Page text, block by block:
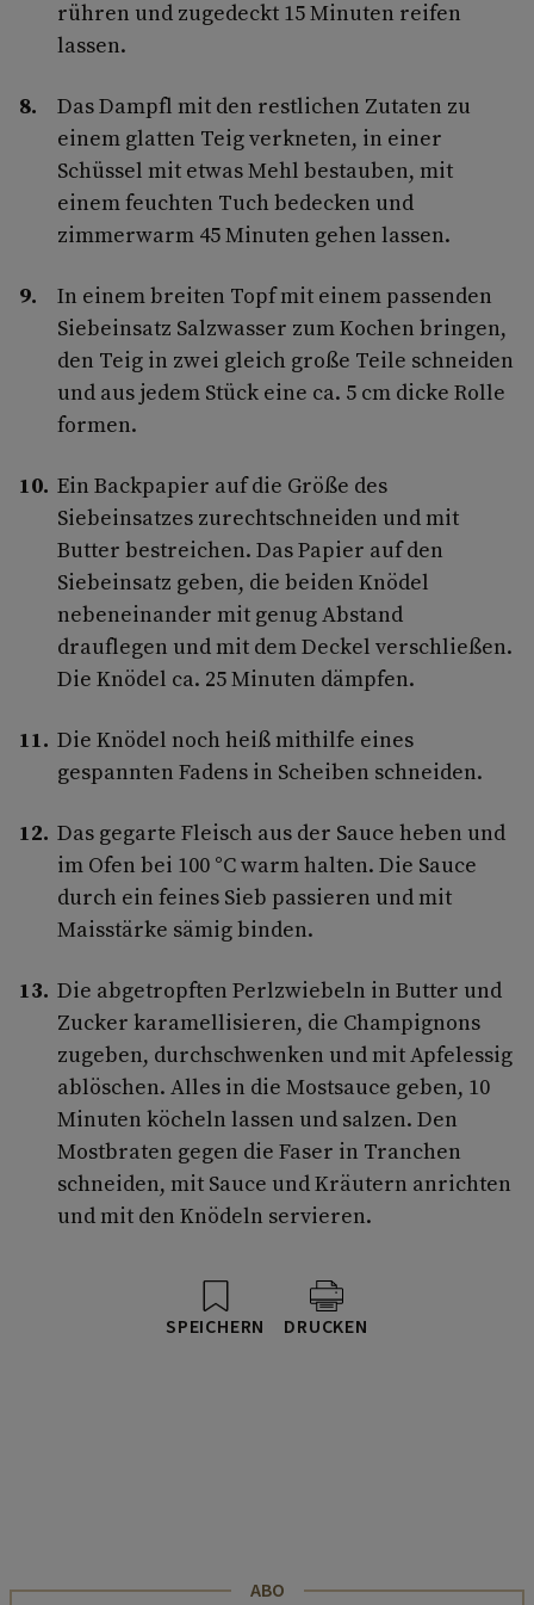
rühren und zugedeckt 15 Minuten reifen
lassen.
Das Dampfl mit den restlichen Zutaten zu
einem glatten Teig verkneten, in einer
Schüssel mit etwas Mehl bestauben, mit
einem feuchten Tuch bedecken und
zimmerwarm 45 Minuten gehen lassen.
In einem breiten Topf mit einem passenden
Siebeinsatz Salzwasser zum Kochen bringen,
den Teig in zwei gleich große Teile schneiden
und aus jedem Stück eine ca. 5 cm dicke Rolle
formen.
Ein Backpapier auf die Größe des
Siebeinsatzes zurechtschneiden und mit
Butter bestreichen. Das Papier auf den
Siebeinsatz geben, die beiden Knödel
nebeneinander mit genug Abstand
drauflegen und mit dem Deckel verschließen.
Die Knödel ca. 25 Minuten dämpfen.
Die Knödel noch heiß mithilfe eines
gespannten Fadens in Scheiben schneiden.
Das gegarte Fleisch aus der Sauce heben und
im Ofen bei 100 °C warm halten. Die Sauce
durch ein feines Sieb passieren und mit
Maisstärke sämig binden.
Die abgetropften Perlzwiebeln in Butter und
Zucker karamellisieren, die Champignons
zugeben, durchschwenken und mit Apfelessig
ablöschen. Alles in die Mostsauce geben, 10
Minuten köcheln lassen und salzen. Den
Mostbraten gegen die Faser in Tranchen
schneiden, mit Sauce und Kräutern anrichten
und mit den Knödeln servieren.
SPEICHERN DRUCKEN
ABO